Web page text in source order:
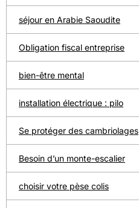
séjour en Arabie Saoudite
Obligation fiscal entreprise
bien-être mental
installation électrique : pilo
Se protéger des cambriolages
Besoin d’un monte-escalier
choisir votre pèse colis